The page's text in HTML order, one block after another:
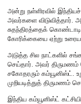
அன்று நள்ளிரவில் இந்தியச்
அவர்களை விடுவித்தார்.
சுதந்திரத்தைக்
கோரிக்கையை ஏற்று
அடுத்த சில நாட்களில்
செய்தார். அவர் திருமணம்
சகோதரரும் கம்யூனிஸ்ட்.
முறியடித்துத் திருமணம்
இந்திய கம்யூனிஸ்ட்